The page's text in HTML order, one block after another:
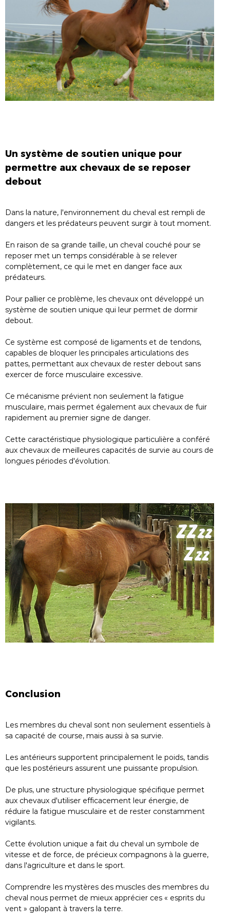
Un système de soutien unique pour
permettre aux chevaux de se reposer
debout
Dans la nature, l'environnement du cheval est rempli de
dangers et les prédateurs peuvent surgir à tout moment.
En raison de sa grande taille, un cheval couché pour se
reposer met un temps considérable à se relever
complètement, ce qui le met en danger face aux
prédateurs.
Pour pallier ce problème, les chevaux ont développé un
système de soutien unique qui leur permet de dormir
debout.
Ce système est composé de ligaments et de tendons,
capables de bloquer les principales articulations des
pattes, permettant aux chevaux de rester debout sans
exercer de force musculaire excessive.
Ce mécanisme prévient non seulement la fatigue
musculaire, mais permet également aux chevaux de fuir
rapidement au premier signe de danger.
Cette caractéristique physiologique particulière a conféré
aux chevaux de meilleures capacités de survie au cours de
longues périodes d'évolution.
Conclusion
Les membres du cheval sont non seulement essentiels à
sa capacité de course, mais aussi à sa survie.
Les antérieurs supportent principalement le poids, tandis
que les postérieurs assurent une puissante propulsion.
De plus, une structure physiologique spécifique permet
aux chevaux d'utiliser efficacement leur énergie, de
réduire la fatigue musculaire et de rester constamment
vigilants.
Cette évolution unique a fait du cheval un symbole de
vitesse et de force, de précieux compagnons à la guerre,
dans l'agriculture et dans le sport.
Comprendre les mystères des muscles des membres du
cheval nous permet de mieux apprécier ces « esprits du
vent » galopant à travers la terre.